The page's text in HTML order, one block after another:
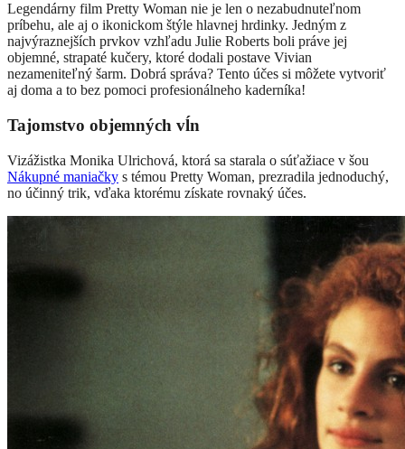
Legendárny film Pretty Woman nie je len o nezabudnuteľnom
príbehu, ale aj o ikonickom štýle hlavnej hrdinky. Jedným z
najvýraznejších prvkov vzhľadu Julie Roberts boli práve jej
objemné, strapaté kučery, ktoré dodali postave Vivian
nezameniteľný šarm. Dobrá správa? Tento účes si môžete vytvoriť
aj doma a to bez pomoci profesionálneho kaderníka!
Tajomstvo objemných vĺn
Vizážistka Monika Ulrichová, ktorá sa starala o súťažiace v šou
Nákupné maniačky s témou Pretty Woman, prezradila jednoduchý,
no účinný trik, vďaka ktorému získate rovnaký účes.